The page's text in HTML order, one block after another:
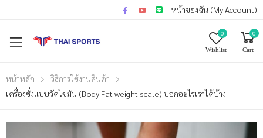
หน้าของฉัน (My Account)
0
Wishlist
0
Cart
หน้าหลัก
วิธีการใช้งานสินค้า
เครื่องชั่งแบบวัดไขมัน (Body Fat weight scale) บอกอะไรเราได้บ้าง